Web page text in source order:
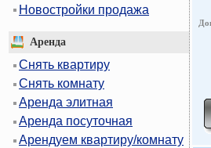
Новостройки продажа
Аренда
Снять квартиру
Снять комнату
Аренда элитная
Аренда посуточная
Арендуем квартиру/комнату